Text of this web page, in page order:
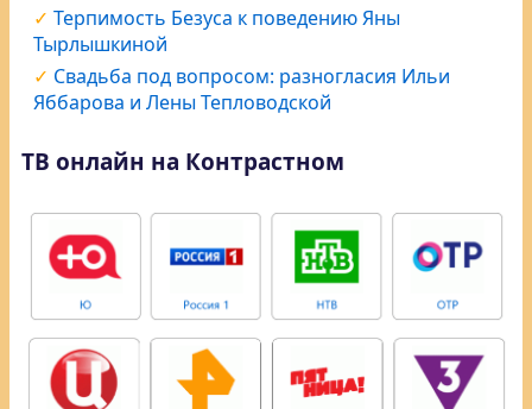
Терпимость Безуса к поведению Яны
Тырлышкиной
Свадьба под вопросом: разногласия Ильи
Яббарова и Лены Тепловодской
ТВ онлайн на Контрастном